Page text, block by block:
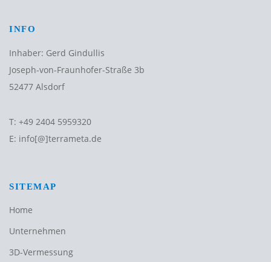
INFO
Inhaber: Gerd Gindullis
Joseph-von-Fraunhofer-Straße 3b
52477 Alsdorf
T: +49 2404 5959320
E: info[@]terrameta.de
SITEMAP
Home
Unternehmen
3D-Vermessung